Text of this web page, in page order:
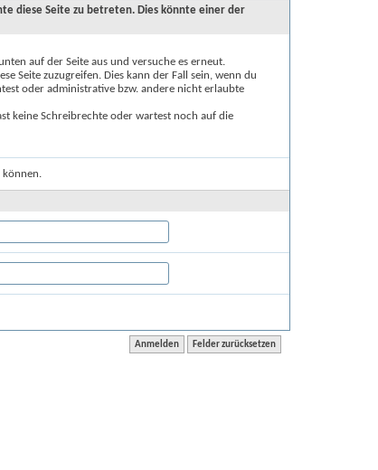
diese Seite zu betreten. Dies könnte einer der
auf der Seite aus und versuche es erneut.
Seite zuzugreifen. Dies kann der Fall sein, wenn du
oder administrative bzw. andere nicht erlaubte
keine Schreibrechte oder wartest noch auf die
können.